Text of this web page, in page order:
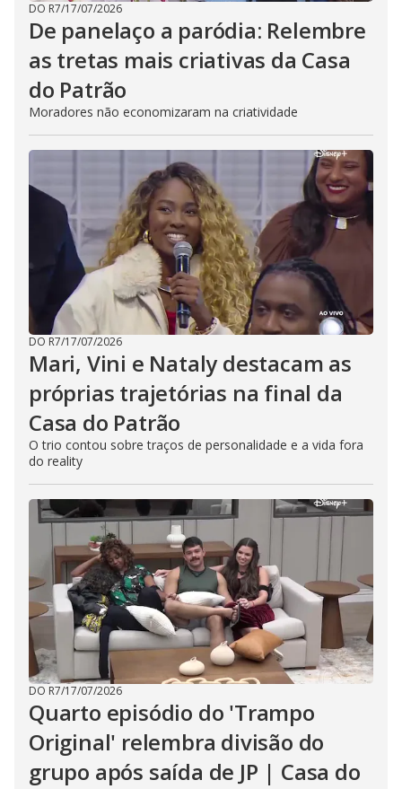
DO R7/17/07/2026
De panelaço a paródia: Relembre
as tretas mais criativas da Casa
do Patrão
Moradores não economizaram na criatividade
DO R7/17/07/2026
Mari, Vini e Nataly destacam as
próprias trajetórias na final da
Casa do Patrão
O trio contou sobre traços de personalidade e a vida fora
do reality
DO R7/17/07/2026
Quarto episódio do 'Trampo
Original' relembra divisão do
grupo após saída de JP | Casa do